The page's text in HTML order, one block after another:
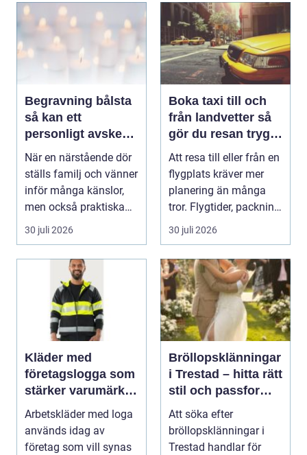
Begravning bålsta
så kan ett
personligt avsked
formas
När en närstående dör
ställs familj och vänner
inför många känslor,
men också praktiska
beslut. En b...
30 juli 2026
Boka taxi till och
från landvetter så
gör du resan trygg
och smidig
Att resa till eller från en
flygplats kräver mer
planering än många
tror. Flygtider, packning,
säker...
30 juli 2026
Kläder med
företagslogga som
stärker varumärket
varje dag
Arbetskläder med loga
används idag av
företag som vill synas
Bröllopsklänningar
i Trestad – hitta rätt
stil och passform
inför den stora
dagen
Att söka efter
bröllopsklänningar i
Trestad handlar för